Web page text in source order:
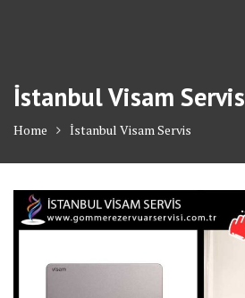
İstanbul Visam Servis
Home İstanbul Visam Servis